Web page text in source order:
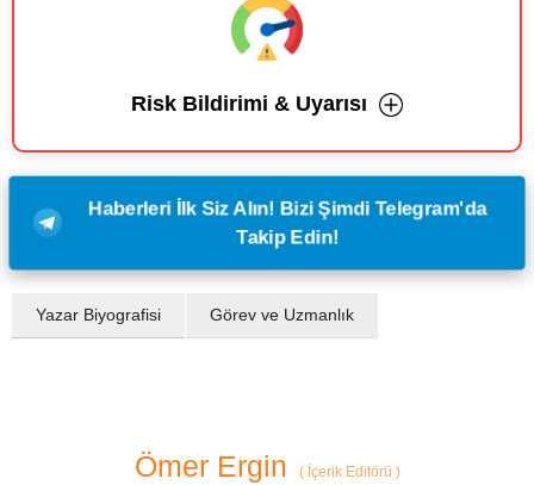
Risk Bildirimi & Uyarısı
Haberleri İlk Siz Alın! Bizi Şimdi Telegram'da
Takip Edin!
Yazar Biyografisi Görev ve Uzmanlık
Ömer Ergin (İçerik Editörü )